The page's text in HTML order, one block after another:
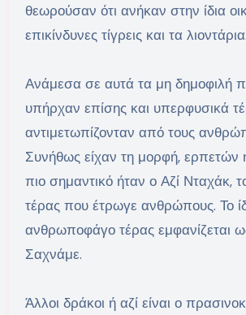
θεωρούσαν ότι ανήκαν στην ίδια
επικίνδυνες τίγρεις και τα λιοντάρια.
Ανάμεσα σε αυτά τα μη δημοφιλή
υπήρχαν επίσης και υπερφυσικά
αντιμετωπίζονταν από τους
Συνήθως είχαν τη μορφή, ερπετών
πιο σημαντικό ήταν ο Αζί Νταχάκ,
τέρας που έτρωγε ανθρώπους. Το
ανθρωποφάγο τέρας εμφανίζεται
Σαχνάμε.
Άλλοι δράκοι ή αζί είναι ο